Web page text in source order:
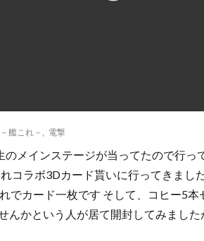
艦これ－ 電撃
メインステージが当ってたので行っ
コラボ3Dカード貰いに行ってきまし
でカード一枚です そして、コヒー5本
んかという人が居て開封してみました